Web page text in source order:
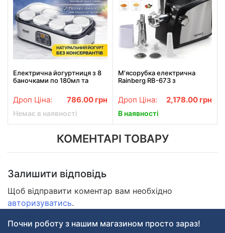
Електрична йогуртниця з 8
баночками по 180мл та
RAF R.14404 25W
Дроп Ціна: 786.00 грн
Немає в наявності
М'ясорубка електрична
Rainberg RB-673 з
шинковкою 9 насадок
3000W з реверсом
Дроп Ціна: 2,178.00 грн
В наявності
КОМЕНТАРІ ТОВАРУ
Залишити відповідь
Щоб відправити коментар вам необхідно
авторизуватись.
Почни роботу з нашим магазином просто зараз!